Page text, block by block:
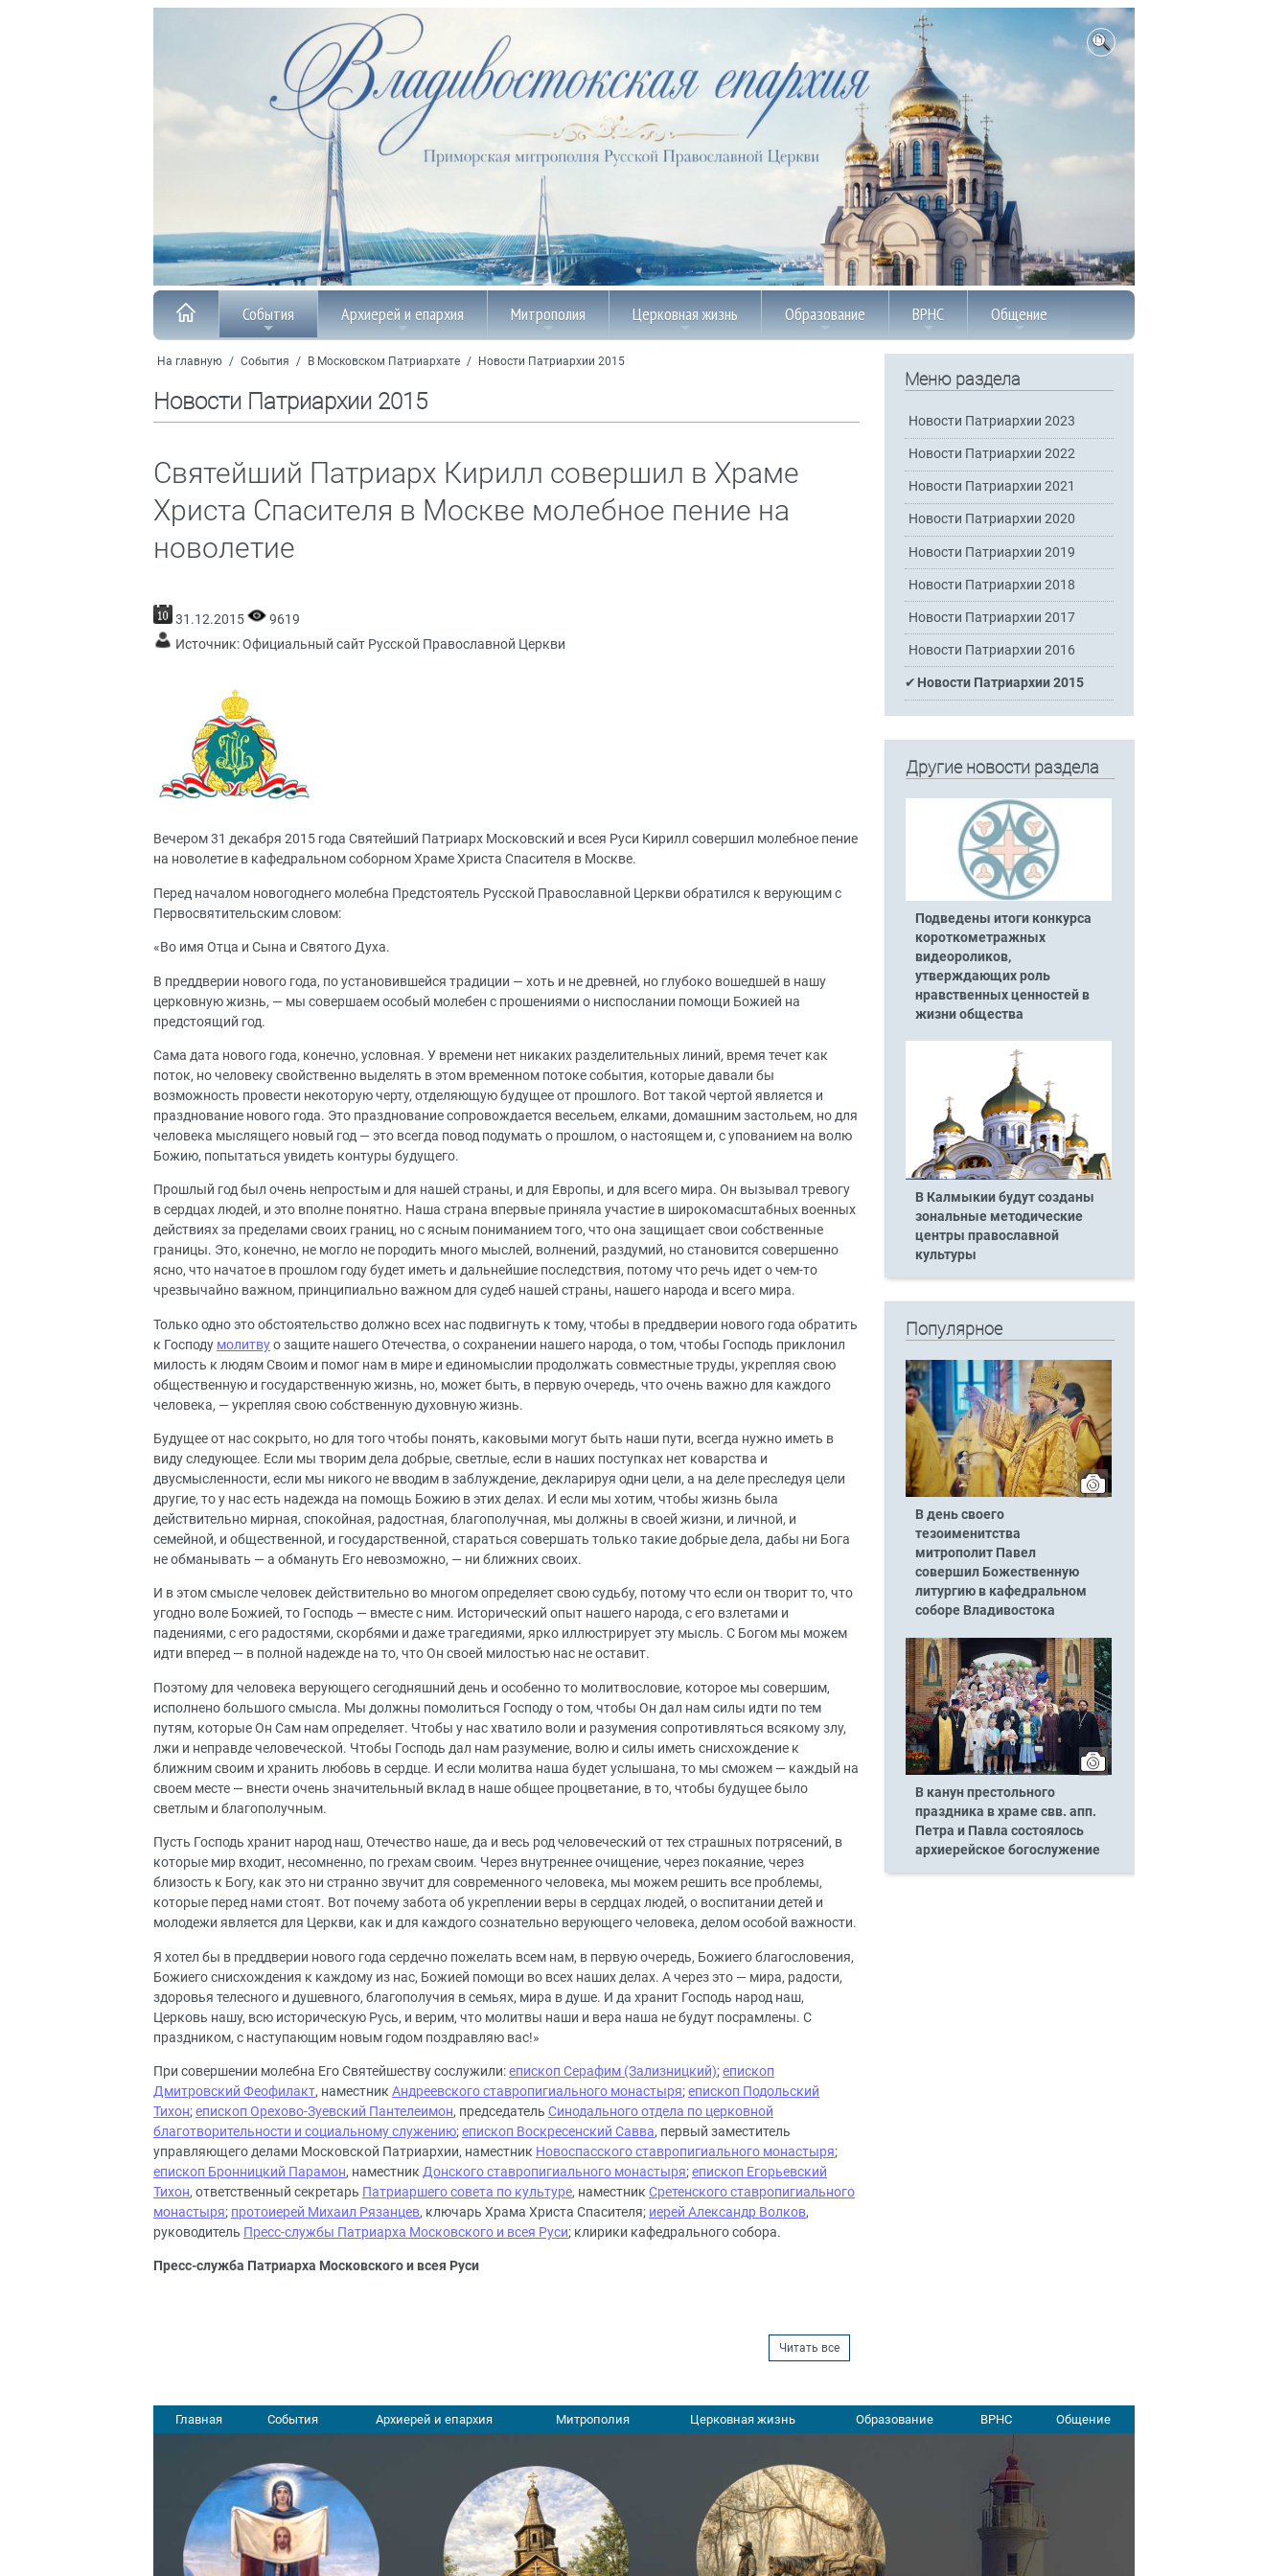
События Архиерей и епархия Митрополия Церковная жизнь Образование ВРНС Общение
На главную / События / В Московском Патриархате / Новости Патриархии 2015
Новости Патриархии 2015
Святейший Патриарх Кирилл совершил в Храме
Христа Спасителя в Москве молебное пение на
новолетие
31.12.2015
9619
Источник:Официальный сайт Русской Православной Церкви
Вечером 31 декабря 2015 года Святейший Патриарх Московский и всея Руси Кирилл совершил молебное пение
на новолетие в кафедральном соборном Храме Христа Спасителя в Москве.
Перед началом новогоднего молебна Предстоятель Русской Православной Церкви обратился к верующим с
Первосвятительским словом:
«Во имя Отца и Сына и Святого Духа.
В преддверии нового года, по установившейся традиции — хоть и не древней, но глубоко вошедшей в нашу
церковную жизнь, — мы совершаем особый молебен с прошениями о ниспослании помощи Божией на
предстоящий год.
Сама дата нового года, конечно, условная. У времени нет никаких разделительных линий, время течет как
поток, но человеку свойственно выделять в этом временном потоке события, которые давали бы
возможность провести некоторую черту, отделяющую будущее от прошлого. Вот такой чертой является и
празднование нового года. Это празднование сопровождается весельем, елками, домашним застольем, но для
человека мыслящего новый год — это всегда повод подумать о прошлом, о настоящем и, с упованием на волю
Божию, попытаться увидеть контуры будущего.
Прошлый год был очень непростым и для нашей страны, и для Европы, и для всего мира. Он вызывал тревогу
в сердцах людей, и это вполне понятно. Наша страна впервые приняла участие в широкомасштабных военных
действиях за пределами своих границ, но с ясным пониманием того, что она защищает свои собственные
границы. Это, конечно, не могло не породить много мыслей, волнений, раздумий, но становится совершенно
ясно, что начатое в прошлом году будет иметь и дальнейшие последствия, потому что речь идет о чем-то
чрезвычайно важном, принципиально важном для судеб нашей страны, нашего народа и всего мира.
Только одно это обстоятельство должно всех нас подвигнуть к тому, чтобы в преддверии нового года обратить
к Господу молитвуо защите нашего Отечества, о сохранении нашего народа, о том, чтобы Господь приклонил
милость к людям Своим и помог нам в мире и единомыслии продолжать совместные труды, укрепляя свою
общественную и государственную жизнь, но, может быть, в первую очередь, что очень важно для каждого
человека, — укрепляя свою собственную духовную жизнь.
Будущее от нас сокрыто, но для того чтобы понять, каковыми могут быть наши пути, всегда нужно иметь в
виду следующее. Если мы творим дела добрые, светлые, если в наших поступках нет коварства и
двусмысленности, если мы никого не вводим в заблуждение, декларируя одни цели, а на деле преследуя цели
другие, то у нас есть надежда на помощь Божию в этих делах. И если мы хотим, чтобы жизнь была
действительно мирная, спокойная, радостная, благополучная, мы должны в своей жизни, и личной, и
семейной, и общественной, и государственной, стараться совершать только такие добрые дела, дабы ни Бога
не обманывать — а обмануть Его невозможно, — ни ближних своих.
И в этом смысле человек действительно во многом определяет свою судьбу, потому что если он творит то, что
угодно воле Божией, то Господь — вместе с ним. Исторический опыт нашего народа, с его взлетами и
падениями, с его радостями, скорбями и даже трагедиями, ярко иллюстрирует эту мысль. С Богом мы можем
идти вперед — в полной надежде на то, что Он своей милостью нас не оставит.
Поэтому для человека верующего сегодняшний день и особенно то молитвословие, которое мы совершим,
исполнено большого смысла. Мы должны помолиться Господу о том, чтобы Он дал нам силы идти по тем
путям, которые Он Сам нам определяет. Чтобы у нас хватило воли и разумения сопротивляться всякому злу,
лжи и неправде человеческой. Чтобы Господь дал нам разумение, волю и силы иметь снисхождение к
ближним своим и хранить любовь в сердце. И если молитва наша будет услышана, то мы сможем — каждый на
своем месте — внести очень значительный вклад в наше общее процветание, в то, чтобы будущее было
светлым и благополучным.
Пусть Господь хранит народ наш, Отечество наше, да и весь род человеческий от тех страшных потрясений, в
которые мир входит, несомненно, по грехам своим. Через внутреннее очищение, через покаяние, через
близость к Богу, как это ни странно звучит для современного человека, мы можем решить все проблемы,
которые перед нами стоят. Вот почему забота об укреплении веры в сердцах людей, о воспитании детей и
молодежи является для Церкви, как и для каждого сознательно верующего человека, делом особой важности.
Я хотел бы в преддверии нового года сердечно пожелать всем нам, в первую очередь, Божиего благословения,
Божиего снисхождения к каждому из нас, Божией помощи во всех наших делах. А через это — мира, радости,
здоровья телесного и душевного, благополучия в семьях, мира в душе. И да хранит Господь народ наш,
Церковь нашу, всю историческую Русь, и верим, что молитвы наши и вера наша не будут посрамлены. С
праздником, с наступающим новым годом поздравляю вас!»
При совершении молебна Его Святейшеству сослужили:епископ Серафим (Зализницкий);епископ
Дмитровский Феофилакт, наместник Андреевского ставропигиального монастыря;епископ Подольский
Тихон;епископ Орехово-Зуевский Пантелеимон, председатель Синодального отдела по церковной
благотворительности и социальному служению;епископ Воскресенский Савва, первый заместитель
управляющего делами Московской Патриархии, наместник Новоспасского ставропигиального монастыря;
епископ Бронницкий Парамон, наместник Донского ставропигиального монастыря;епископ Егорьевский
Тихон, ответственный секретарь Патриаршего совета по культуре, наместник Сретенского ставропигиального
монастыря; протоиерей Михаил Рязанцев, ключарь Храма Христа Спасителя; иерей Александр Волков,
руководитель Пресс-службы Патриарха Московского и всея Руси; клирики кафедрального собора.
Пресс-служба Патриарха Московского и всея Руси
Читать все
Меню раздела
Новости Патриархии 2023
Новости Патриархии 2022
Новости Патриархии 2021
Новости Патриархии 2020
Новости Патриархии 2019
Новости Патриархии 2018
Новости Патриархии 2017
Новости Патриархии 2016
Новости Патриархии 2015
Другие новости раздела
Подведены итоги конкурса
короткометражных
видеороликов,
утверждающих роль
нравственных ценностей в
жизни общества
В Калмыкии будут созданы
зональные методические
центры православной
культуры
Популярное
В день своего
тезоименитства
митрополит Павел
совершил Божественную
литургию в кафедральном
соборе Владивостока
В канун престольного
праздника в храме свв. апп.
Петра и Павла состоялось
архиерейское богослужение
Главная События Архиерей и епархия Митрополия Церковная жизнь Образование ВРНС Общение